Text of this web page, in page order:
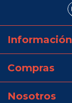
Información
Compras
Nosotros